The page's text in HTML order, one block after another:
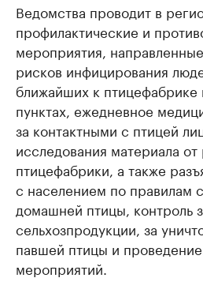
Ведомства проводит в
профилактические и
мероприятия,
рисков инфицирования
ближайших к птицефабрике
пунктах, ежедневное
за контактными с птицей
исследования материала от
птицефабрики, а также
с населением по правилам
домашней птицы, контроль
сельхозпродукции, за
павшей птицы и
мероприятий.